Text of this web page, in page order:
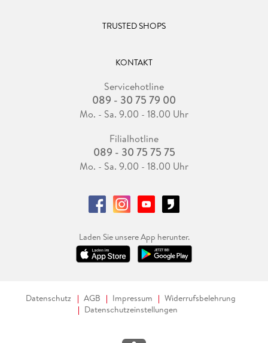
TRUSTED SHOPS
KONTAKT
Servicehotline
089 - 30 75 79 00
Mo. - Sa. 9.00 - 18.00 Uhr
Filialhotline
089 - 30 75 75 75
Mo. - Sa. 9.00 - 18.00 Uhr
Laden Sie unsere App herunter.
Datenschutz AGB Impressum
Widerrufsbelehrung
Datenschutzeinstellungen